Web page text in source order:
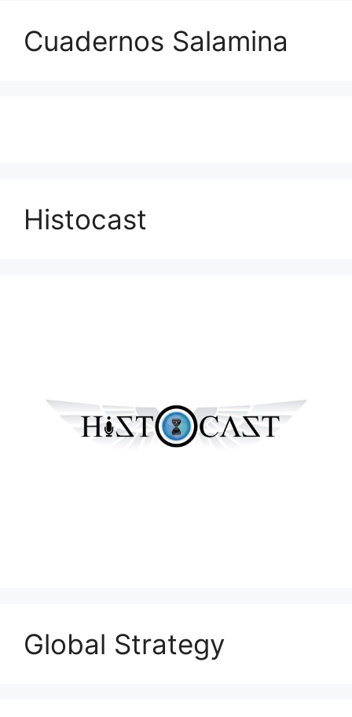
Cuadernos Salamina
Histocast
Global Strategy